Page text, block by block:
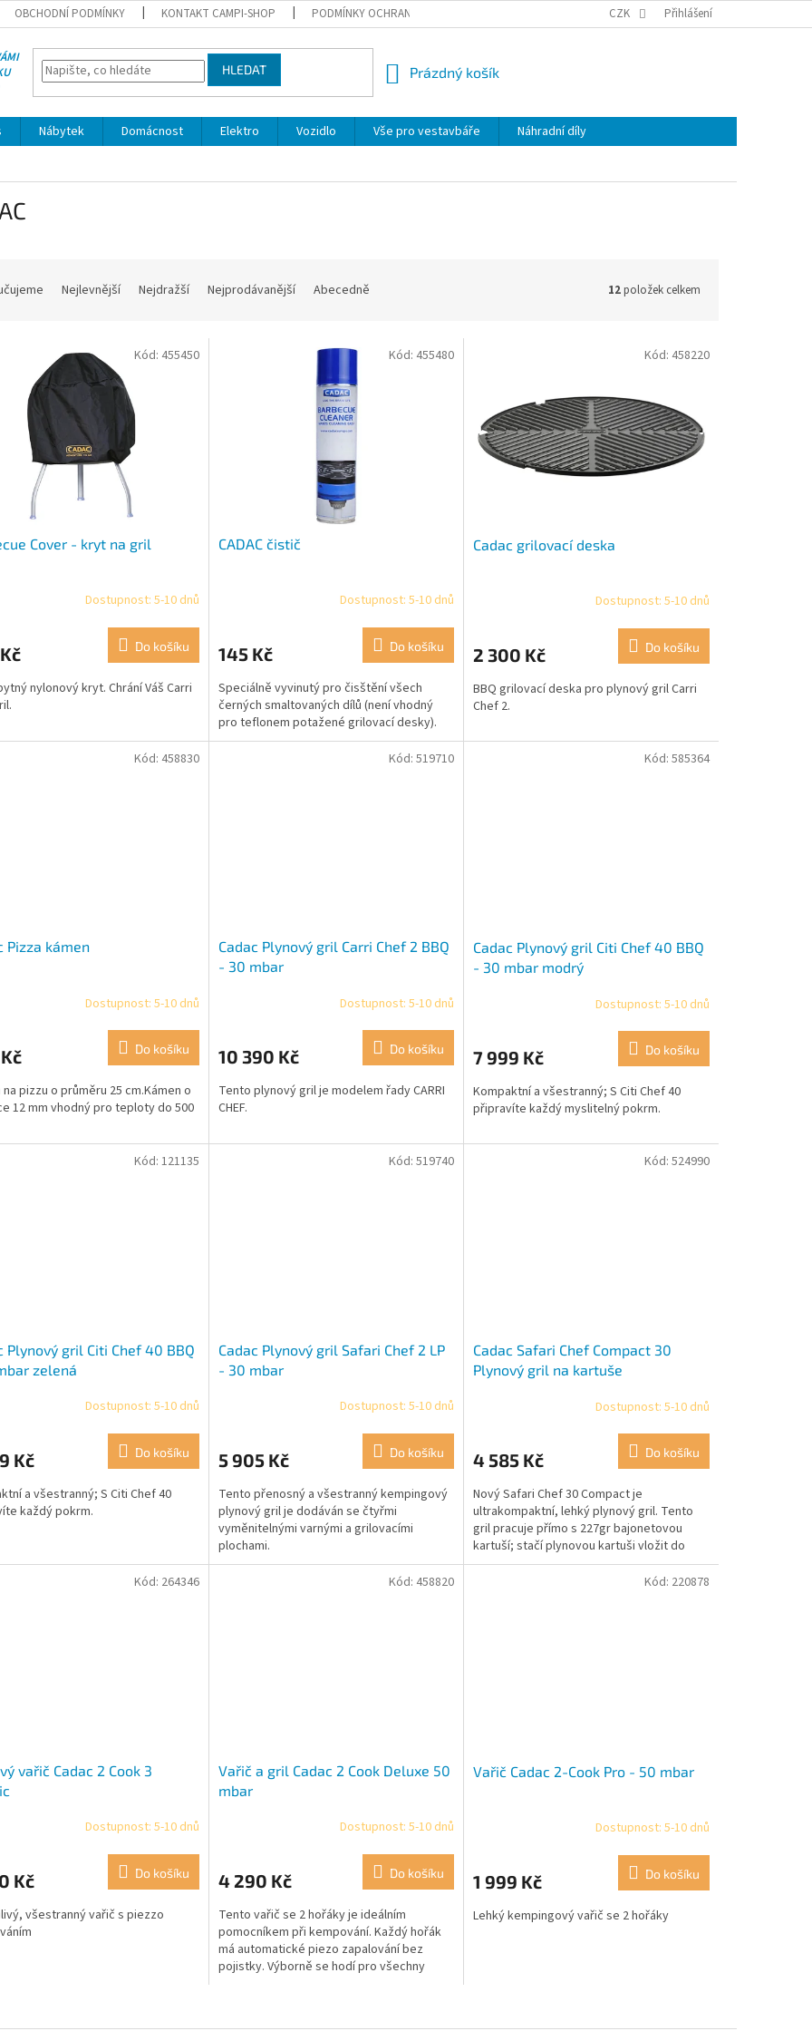
OBCHODNÍ PODMÍNKY KONTAKT CAMPI-SHOP PODMÍNKY OCHRANY OSOBNÍCH ÚDAJŮ REKLAMACE
CZK Přihlášení
HLEDAT
NÁKUPNÍ
Prázdný košík
Nábytek Domácnost Elektro Vozidlo Vše pro vestavbáře
Náhradní díly
Nejlevnější Nejdražší Nejprodávanější Abecedně 12položek celkem
Cover - kryt na gril
Dostupnost: 5-10 dnů
Do košíku
nylonový kryt. Chrání Váš Carri
Kód: 455450
CADAC čistič
Dostupnost: 5-10 dnů
145 Kč Do košíku
Speciálně vyvinutý pro čisštění všech
černých smaltovaných dílů (není vhodný
pro teflonem potažené grilovací desky).
Kód: 455480
Cadac grilovací deska
je
z
5
Dostupnost: 5-10 dnů
2 300 Kč Do košíku
BBQ grilovací deska pro plynový gril Carri
Chef 2.
Kód: 458220
Pizza kámen
Dostupnost: 5-10 dnů
Do košíku
na pizzu o průměru 25 cm.Kámen o
12 mm vhodný pro teploty do 500
Kód: 458830
Cadac Plynový gril Carri Chef 2 BBQ
- 30 mbar
Dostupnost: 5-10 dnů
10 390 Kč Do košíku
Tento plynový gril je modelem řady CARRI
CHEF.
Kód: 519710
Cadac Plynový gril Citi Chef 40 BBQ
- 30 mbar modrý
Dostupnost: 5-10 dnů
7 999 Kč Do košíku
Kompaktní a všestranný; S Citi Chef 40
připravíte každý myslitelný pokrm.
Kód: 585364
Plynový gril Citi Chef 40 BBQ
zelená
Dostupnost: 5-10 dnů
Kč Do košíku
a všestranný; S Citi Chef 40
každý pokrm.
Kód: 121135
Cadac Plynový gril Safari Chef 2 LP
- 30 mbar
je
z
5
hvězdiček.
Dostupnost: 5-10 dnů
5 905 Kč Do košíku
Tento přenosný a všestranný kempingový
plynový gril je dodáván se čtyřmi
vyměnitelnými varnými a grilovacími
plochami.
Kód: 519740
Cadac Safari Chef Compact 30
Plynový gril na kartuše
Dostupnost: 5-10 dnů
4 585 Kč Do košíku
Nový Safari Chef 30 Compact je
ultrakompaktní, lehký plynový gril. Tento
gril pracuje přímo s 227gr bajonetovou
kartuší; stačí plynovou kartuši vložit do
přístroje, zacvaknout a...
Kód: 524990
vařič Cadac 2 Cook 3
Dostupnost: 5-10 dnů
Kč Do košíku
všestranný vařič s piezzo
Kód: 264346
Vařič a gril Cadac 2 Cook Deluxe 50
mbar
je
z
5
hvězdiček.
Dostupnost: 5-10 dnů
4 290 Kč Do košíku
Tento vařič se 2 hořáky je ideálním
pomocníkem při kempování. Každý hořák
má automatické piezo zapalování bez
pojistky. Výborně se hodí pro všechny
Kód: 458820
Vařič Cadac 2-Cook Pro - 50 mbar
je
z
Dostupnost: 5-10 dnů
1 999 Kč Do košíku
Lehký kempingový vařič se 2 hořáky
Kód: 220878
v